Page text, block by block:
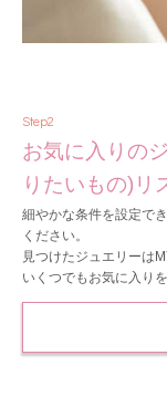
Step2
お気に入りの
りたいもの)リ
細やかな条件を設定で
ください。
見つけたジュエリーは
いくつでもお気に入り